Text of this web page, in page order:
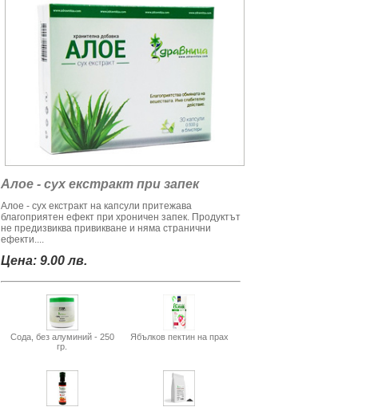
Алое - сух екстракт при запек
Алое - сух екстракт на капсули притежава
благоприятен ефект при хроничен запек. Продуктът
не предизвиква привикване и няма странични
ефекти....
Цена: 9.00 лв.
Сода, без алуминий - 250
гр.
Ябълков пектин на прах